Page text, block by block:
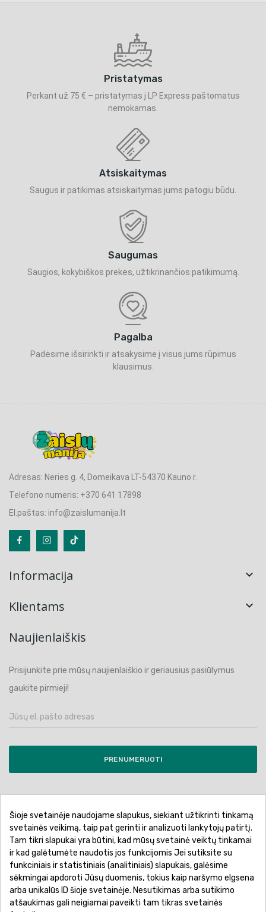
Pristatymas
Perkant už 75 € – pristatymas į LP Express paštomatus
nemokamas.
Atsiskaitymas
Saugus ir patikimas atsiskaitymas jums patogiu būdu.
Saugumas
Saugios, kokybiškos prekės, užtikrinančios patikimumą.
Pagalba
Padėsime išsirinkti ir atsakysime į visus jums rūpimus
klausimus.
Adresas: Neries g. 4, Domeikava LT-54370 Kauno r.
Telefono numeris: +370 641 17898
El.paštas: info@zaislumanija.lt
Informacija 
Klientams 
Naujienlaiškis
Prisijunkite prie mūsų naujienlaiškio ir geriausius pasiūlymus
gaukite pirmieji!
PRENUMERUOTI
Pirkimo sąlygos ir taisyklės
Privatumo politika
Garantinis aptarnavimas
Prekių pristatymas
Prekių grąžinimas
Atsiskaitymo būdai
Šioje svetainėje naudojame slapukus, siekiant užtikrinti tinkamą
svetainės veikimą, taip pat gerinti ir analizuoti lankytojų patirtį.
Tam tikri slapukai yra būtini, kad mūsų svetainė veiktų tinkamai
ir kad galėtumėte naudotis jos funkcijomis Jei sutiksite su
funkciniais ir statistiniais (analitiniais) slapukais, galėsime
sėkmingai apdoroti Jūsų duomenis, tokius kaip naršymo elgsena
arba unikalūs ID šioje svetainėje. Nesutikimas arba sutikimo
atšaukimas gali neigiamai paveikti tam tikras svetainės